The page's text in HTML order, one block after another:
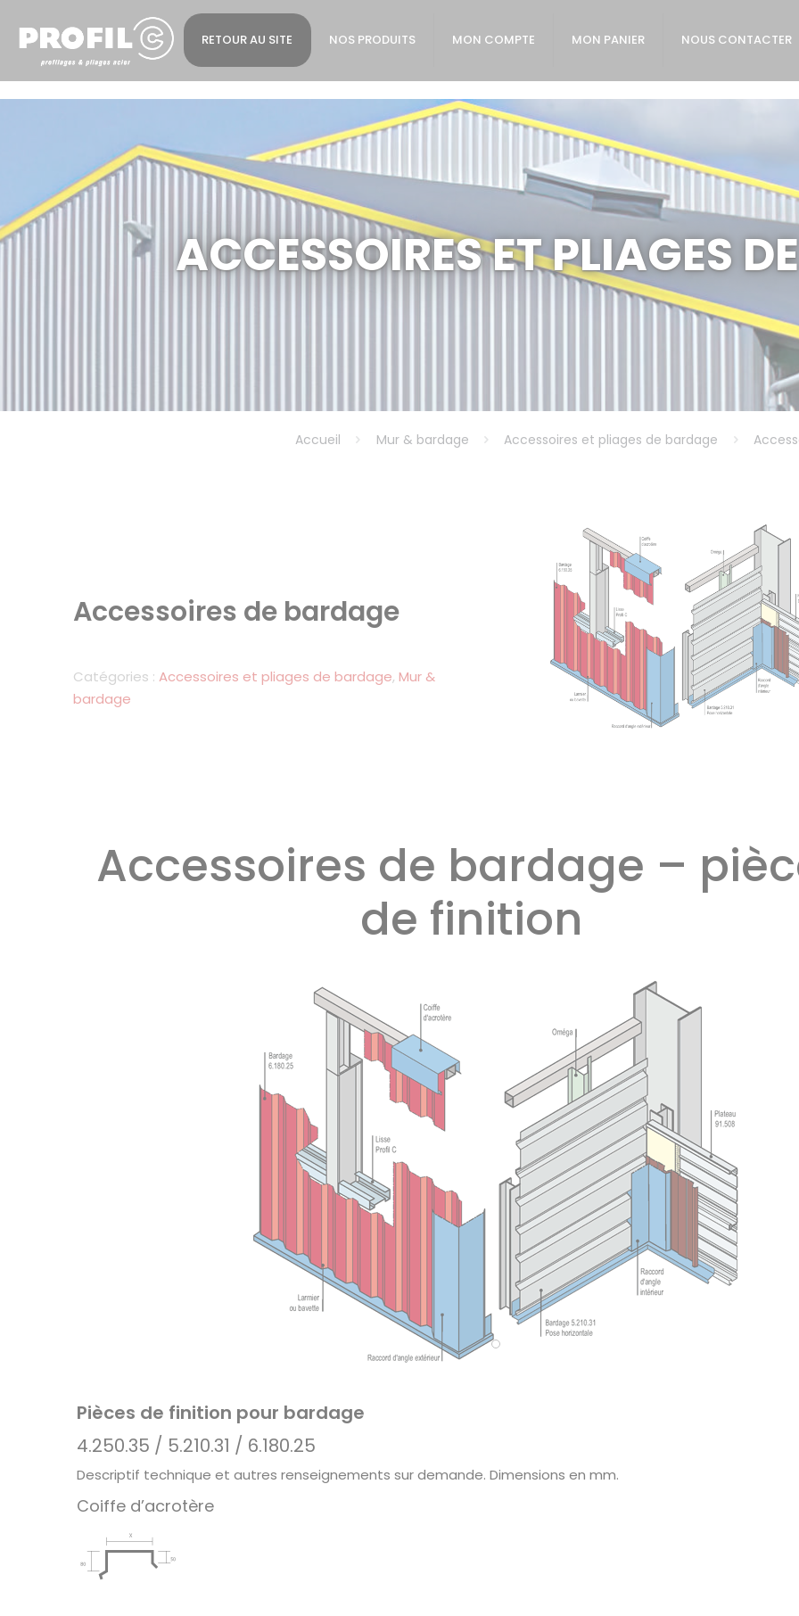
RETOUR AU SITE NOS PRODUITS MON COMPTE MON PANIER NOUS CONTACTER
ACCESSOIRES ET PLIAGES
Accueil Mur & bardage Accessoires et pliages de bardage
Accessoires de bardage
Catégories :Accessoires et pliages de bardage,Mur &
bardage
Accessoires de bardage –
de finition
Pièces de finition pour bardage
4.250.35 / 5.210.31 / 6.180.25
Descriptif technique et autres renseignements sur demande. Dimensions en mm.
Coiffe d’acrotère
Cookies management panel